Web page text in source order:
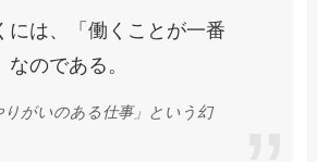
には、「働くことが一番
のである。
りがいのある仕事」という幻